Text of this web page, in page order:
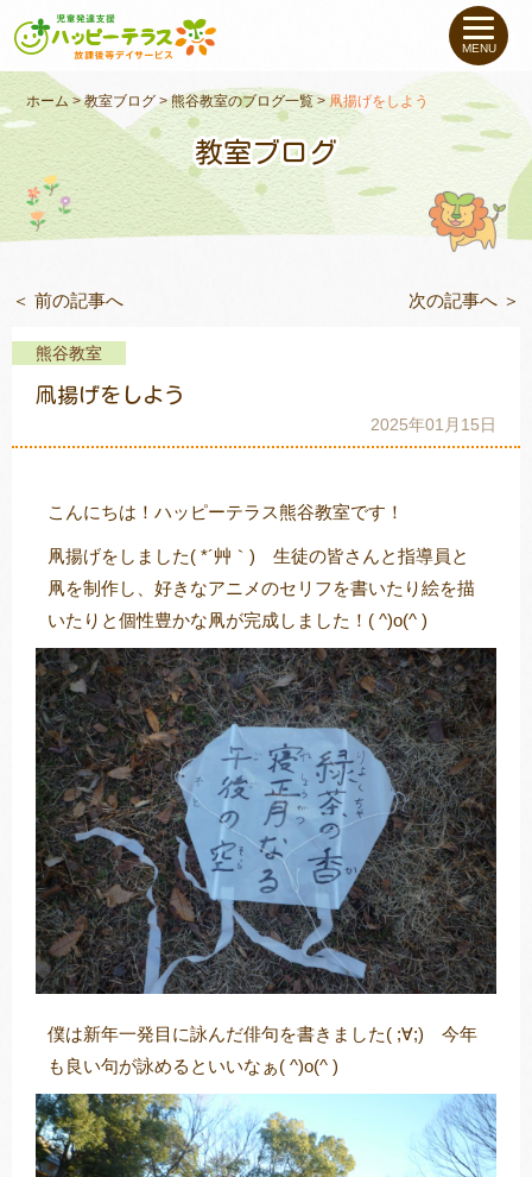
私たちについて
未就学のお子さま（０〜６才）
小学生〜高校生のお子さま
支援事例
教室一覧
MENU
ホーム >教室ブログ>熊谷教室のブログ一覧>凧揚げをしよう
教室ブログ
＜ 前の記事へ 次の記事へ ＞
熊谷教室
凧揚げをしよう
2025年01月15日
こんにちは！ハッピーテラス熊谷教室です！
凧揚げをしました( *´艸｀) 生徒の皆さんと指導員と
凧を制作し、好きなアニメのセリフを書いたり絵を描
いたりと個性豊かな凧が完成しました！( ^)o(^ )
僕は新年一発目に詠んだ俳句を書きました( ;∀;) 今年
も良い句が詠めるといいなぁ( ^)o(^ )